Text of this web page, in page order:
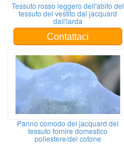
Tessuto rosso leggero dell'abito del
tessuto del vestito dal jacquard
dall'iarda
Contattaci
Panno comodo del jacquard del
tessuto fornire domestico
poliestere/del cotone